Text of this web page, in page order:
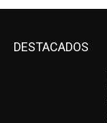
DESTACADOS